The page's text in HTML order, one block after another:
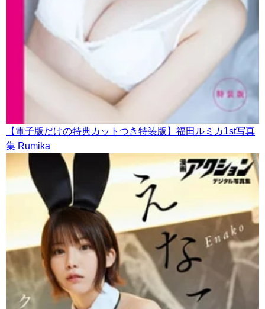
【電子版だけの特典カットつき特装版】福田ルミカ1st写真
集 Rumika